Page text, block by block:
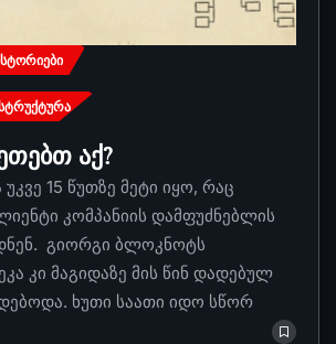
აქ?
15 წუთზე მეტი იყო, რაც
კომპანიის დამფუძნებლის
გიორგი ბლოკნოტს
კი მაგიდაზე მის წინ დადებულ
ხუთი საათი იდო სწორ